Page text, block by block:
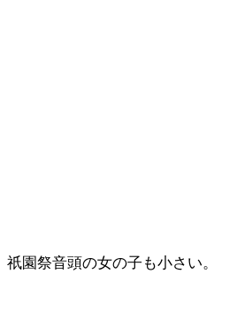
祇園祭音頭の女の子も小さい。